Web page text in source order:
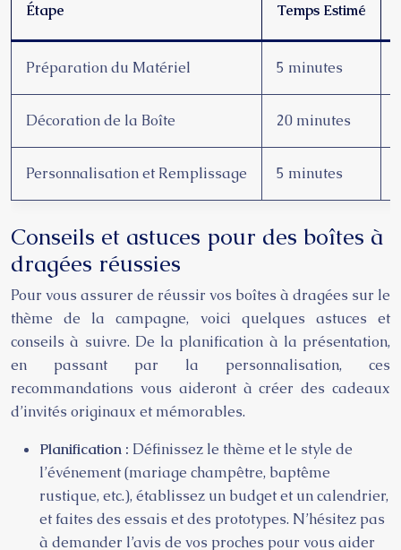
Étape Temps Estimé
Préparation du Matériel 5 minutes
Décoration de la Boîte 20 minutes
Personnalisation et Remplissage 5 minutes
Conseils et astuces pour des boîtes à
dragées réussies
Pour vous assurer de réussir vos boîtes à dragées sur le
thème de la campagne, voici quelques astuces et
conseils à suivre. De la planification à la présentation,
en passant par la personnalisation, ces
recommandations vous aideront à créer des cadeaux
d’invités originaux et mémorables.
Planification : Définissez le thème et le style de
l’événement (mariage champêtre, baptême
rustique, etc.), établissez un budget et un calendrier,
et faites des essais et des prototypes. N’hésitez pas
à demander l’avis de vos proches pour vous aider